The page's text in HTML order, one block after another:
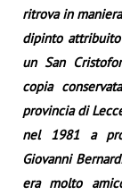
ritrova in
dipinto attribuito
un San
copia
provincia di
nel 1981 a
Giovanni
era molto